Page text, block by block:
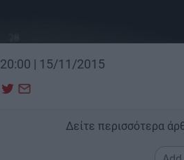
20:00 | 15/11/2015
Δείτε περισσότερα